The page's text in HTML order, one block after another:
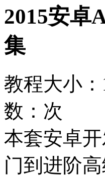
2015安卓
集
教程大小
数： 次
本套安卓
门到进阶